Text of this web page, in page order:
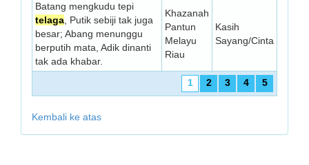
Batang mengkudu tepi
telaga , Putik sebiji tak juga
besar; Abang menunggu
berputih mata, Adik dinanti
tak ada khabar.
Khazanah
Pantun
Melayu
Riau
Kasih
Sayang/Cinta
1 2 3 4 5
Kembali ke atas